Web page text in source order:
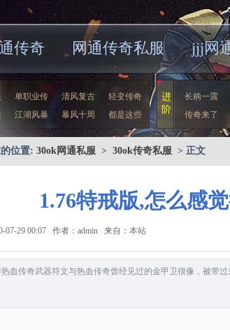
传奇 网通传奇私服 jjj网
单职业传 清风复古
轻变传奇
江湖风暴 暴风十周 都是这些
进
阶
长柄一震
传奇来了
位置: 30ok网通私服 > 30ok传奇私服 > 正文
1.76特戒版,怎么感
07-29 00:07 作者：admin 来自：本站
血传奇武器符文与热血传奇曾经见过的金甲卫很像，被带